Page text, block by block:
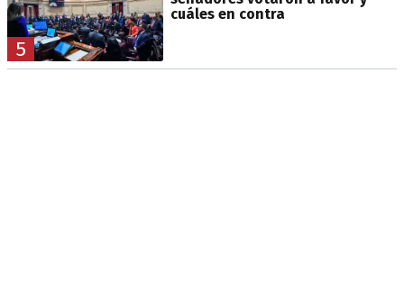
5
cuáles en contra